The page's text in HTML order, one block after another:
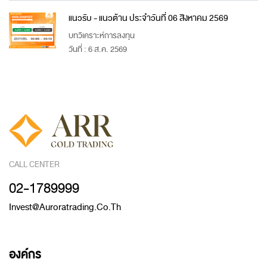
แนวรับ - แนวต้าน ประจำวันที่ 06 สิงหาคม 2569
บทวิเคราะห์การลงทุน
วันที่ : 6 ส.ค. 2569
CALL CENTER
02-1789999
Invest@auroratrading.co.th
องค์กร